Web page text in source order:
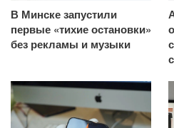
В Минске запустили
первые «тихие остановки»
без рекламы и музыки